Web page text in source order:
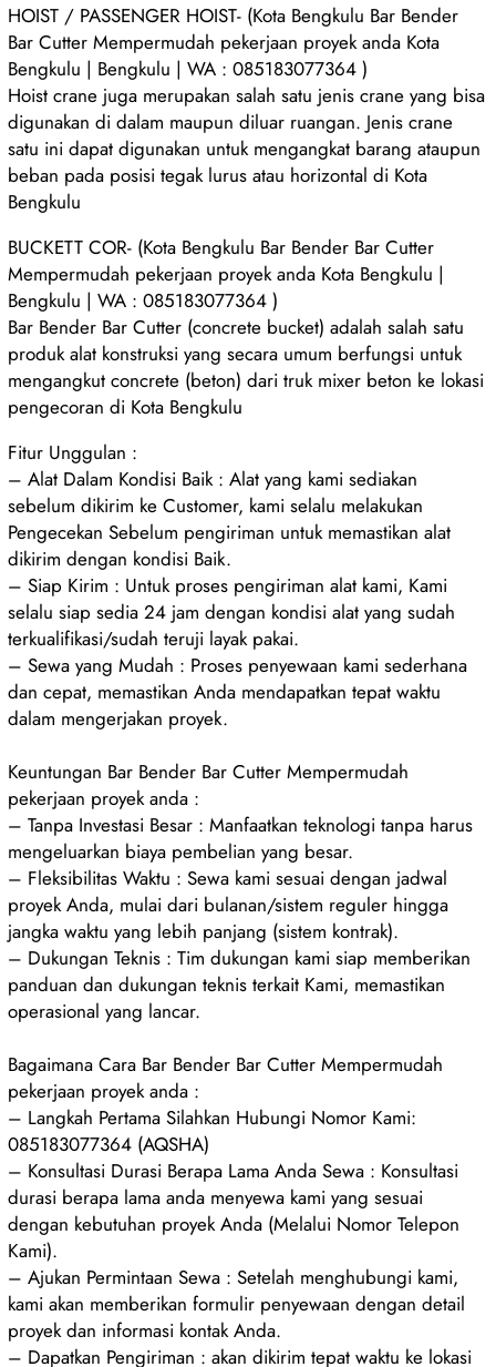
HOIST / PASSENGER HOIST- (Kota Bengkulu Bar Bender
Bar Cutter Mempermudah pekerjaan proyek anda Kota
Bengkulu | Bengkulu | WA : 085183077364 )
Hoist crane juga merupakan salah satu jenis crane yang bisa
digunakan di dalam maupun diluar ruangan. Jenis crane
satu ini dapat digunakan untuk mengangkat barang ataupun
beban pada posisi tegak lurus atau horizontal di Kota
Bengkulu
BUCKETT COR- (Kota Bengkulu Bar Bender Bar Cutter
Mempermudah pekerjaan proyek anda Kota Bengkulu |
Bengkulu | WA : 085183077364 )
Bar Bender Bar Cutter (concrete bucket) adalah salah satu
produk alat konstruksi yang secara umum berfungsi untuk
mengangkut concrete (beton) dari truk mixer beton ke lokasi
pengecoran di Kota Bengkulu
Fitur Unggulan :
– Alat Dalam Kondisi Baik : Alat yang kami sediakan
sebelum dikirim ke Customer, kami selalu melakukan
Pengecekan Sebelum pengiriman untuk memastikan alat
dikirim dengan kondisi Baik.
– Siap Kirim : Untuk proses pengiriman alat kami, Kami
selalu siap sedia 24 jam dengan kondisi alat yang sudah
terkualifikasi/sudah teruji layak pakai.
– Sewa yang Mudah : Proses penyewaan kami sederhana
dan cepat, memastikan Anda mendapatkan tepat waktu
dalam mengerjakan proyek.
Keuntungan Bar Bender Bar Cutter Mempermudah
pekerjaan proyek anda :
– Tanpa Investasi Besar : Manfaatkan teknologi tanpa harus
mengeluarkan biaya pembelian yang besar.
– Fleksibilitas Waktu : Sewa kami sesuai dengan jadwal
proyek Anda, mulai dari bulanan/sistem reguler hingga
jangka waktu yang lebih panjang (sistem kontrak).
– Dukungan Teknis : Tim dukungan kami siap memberikan
panduan dan dukungan teknis terkait Kami, memastikan
operasional yang lancar.
Bagaimana Cara Bar Bender Bar Cutter Mempermudah
pekerjaan proyek anda :
– Langkah Pertama Silahkan Hubungi Nomor Kami:
085183077364 (AQSHA)
– Konsultasi Durasi Berapa Lama Anda Sewa : Konsultasi
durasi berapa lama anda menyewa kami yang sesuai
dengan kebutuhan proyek Anda (Melalui Nomor Telepon
Kami).
– Ajukan Permintaan Sewa : Setelah menghubungi kami,
kami akan memberikan formulir penyewaan dengan detail
proyek dan informasi kontak Anda.
– Dapatkan Pengiriman : akan dikirim tepat waktu ke lokasi